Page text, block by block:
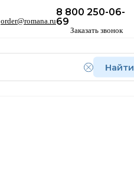
order@romana.ru
8 800 250-06-
69
Заказать звонок
Найти